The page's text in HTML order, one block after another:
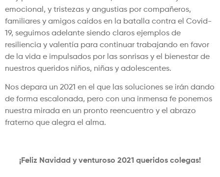
emocional, y tristezas y angustias por compañeros,
familiares y amigos caídos en la batalla contra el Covid-
19, seguimos adelante siendo claros ejemplos de
resiliencia y valentía para continuar trabajando en favor
de la vida e impulsados por las sonrisas y el bienestar de
nuestros queridos niños, niñas y adolescentes.
Nos depara un 2021 en el que las soluciones se irán dando
de forma escalonada, pero con una inmensa fe ponemos
nuestra mirada en un pronto reencuentro y el abrazo
fraterno que alegra el alma.
¡Feliz Navidad y venturoso 2021 queridos colegas!